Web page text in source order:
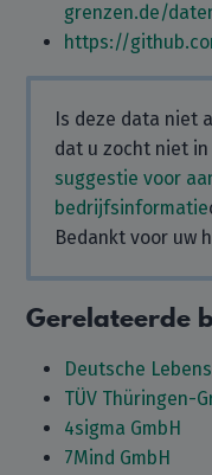
grenzen.de/
https://
Is deze data niet
dat u zocht niet in
suggestie voor
bedrijfsinformatie
Bedankt voor uw
Gerelateerde
Deutsche
TÜV Thüringen-
4sigma GmbH
7Mind GmbH